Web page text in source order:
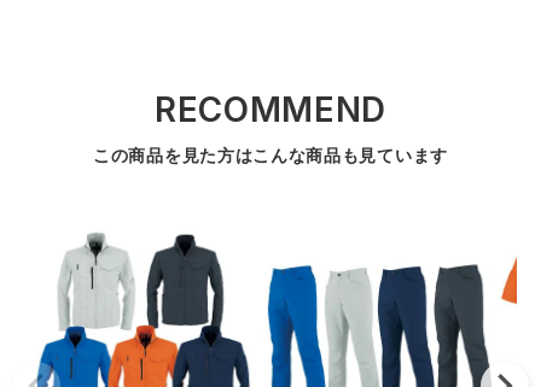
RECOMMEND
この商品を見た方はこんな商品も見ています